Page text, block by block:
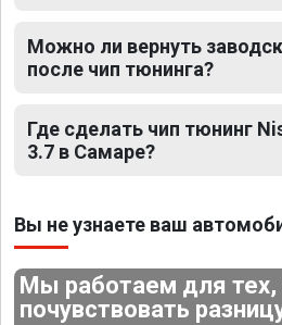
Можно ли вернуть
после чип тюнинга?
Где сделать чип тюнинг
3.7 в Самаре?
Вы не узнаете ваш
Мы работаем для
почувствовать